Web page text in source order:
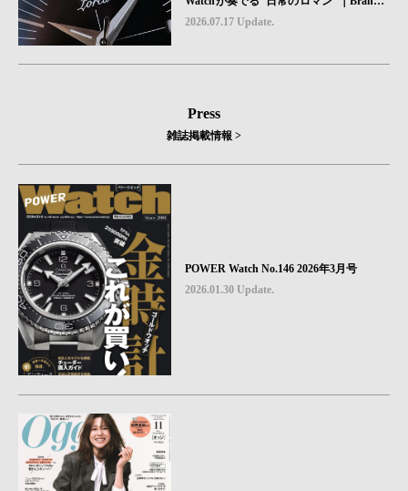
icks #08
2026.07.17 Update.
Press
雑誌掲載情報 >
POWER Watch No.146 2026年3月号
2026.01.30 Update.